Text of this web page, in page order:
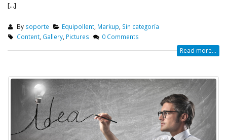
[...]
By soporte Equipollent, Markup, Sin categoría
Content, Gallery, Pictures 0 Comments
Read more...